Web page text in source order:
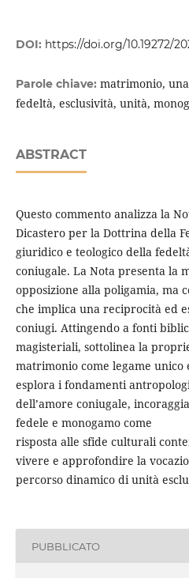
DOI: https://doi.org/10.19272/
Parole chiave: matrimonio,
fedeltà, esclusività, unità,
ABSTRACT
Questo commento analizza la
Dicastero per la Dottrina della
giuridico e teologico della
coniugale. La Nota presenta la
opposizione alla poligamia, ma
che implica una reciprocità ed
coniugi. Attingendo a fonti
magisteriali, sottolinea la
matrimonio come legame unico
esplora i fondamenti
dell’amore coniugale,
fedele e monogamo come
risposta alle sfide culturali
vivere e approfondire la
percorso dinamico di unità
PUBBLICATO